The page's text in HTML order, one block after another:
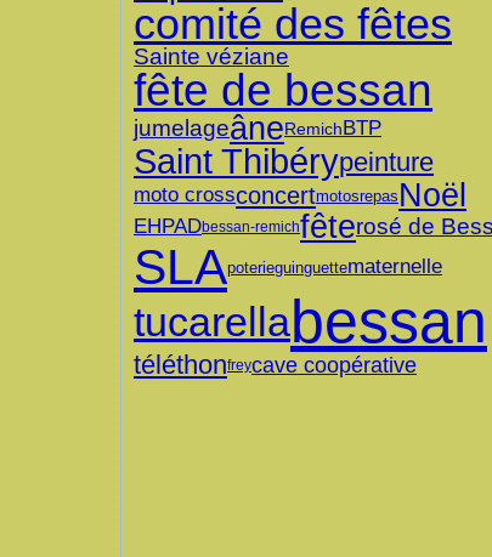
comité des fêtes
Sainte véziane
fête de bessan
jumelageâneRemichBTP
Saint Thibérypeinture
moto crossconcertmotosrepas Noël
EHPADbessan-remichfêterosé de
SLApoterieguinguettematernelle
tucarellabessan
téléthonfreycave coopérative